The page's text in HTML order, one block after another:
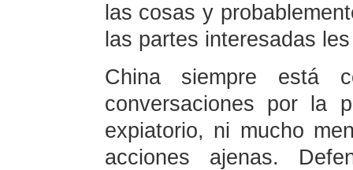
las cosas y
las partes interesadas
China siempre está
conversaciones por la
expiatorio, ni mucho
acciones ajenas.